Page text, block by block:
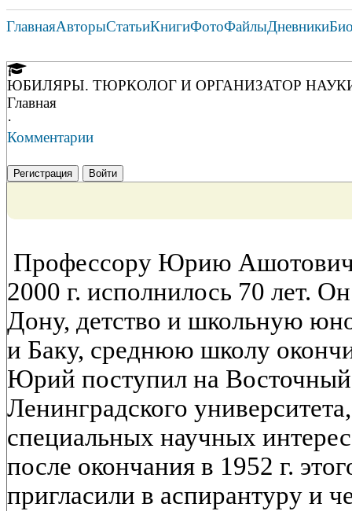
ГлавнаяАвторыСтатьиКнигиФотоФайлыДневники
ЮБИЛЯРЫ. ТЮРКОЛОГ И ОРГАНИЗАТОР
Главная
·
Комментарии
Регистрация Войти
Профессору Юрию
2000 г. исполнилось 70 лет.
Дону, детство и школьную
и Баку, среднюю школу
Юрий поступил на Восточный
Ленинградского
специальных научных
после окончания в 1952 г.
пригласили в аспирантуру и